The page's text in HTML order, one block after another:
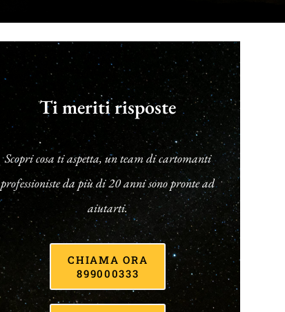
Ti meriti risposte
Scopri cosa ti aspetta, un team di cartomanti
professioniste da più di 20 anni sono pronte ad
aiutarti.
CHIAMA ORA
899000333